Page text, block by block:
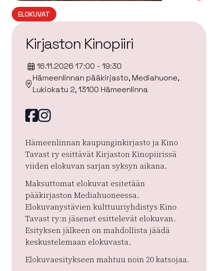
ELOKUVAT
Kirjaston Kinopiiri
16.11.2026 17:00 - 19:30
Hämeenlinnan pääkirjasto, Mediahuone,
Lukiokatu 2, 13100 Hämeenlinna
Facebook
instagram
Hämeenlinnan kaupunginkirjasto ja Kino
Tavast ry esittävät Kirjaston Kinopiirissä
viiden elokuvan sarjan syksyn aikana.
Maksuttomat elokuvat esitetään
pääkirjaston Mediahuoneessa.
Elokuvanystävien kulttuuriyhdistys Kino
Tavast ry:n jäsenet esittelevät elokuvan.
Esityksen jälkeen on mahdollista jäädä
keskustelemaan elokuvasta.
Elokuvaesitykseen mahtuu noin 20 katsojaa.